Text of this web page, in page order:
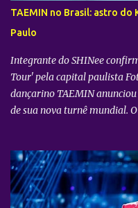
asiático HYBE e distribuído
promete transportar o
COERS — para o centro da
para as sessões nos cine...
TAEMIN no Brasil: astro do
Paulo
Integrante do SHINee
Tour' pela capital paulista
dançarino TAEMIN
de sua nova turnê mundial.
oficialmente como “2026-27
excursão do astro rodará o
pela Ásia, América do Norte